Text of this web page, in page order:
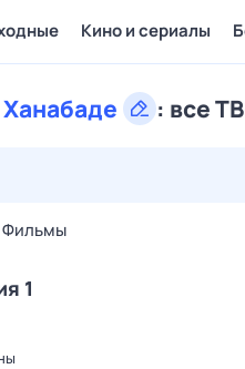
Кино и сериалы
Ханабаде : все
Фильмы
1